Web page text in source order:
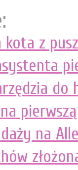
kota z
do
na